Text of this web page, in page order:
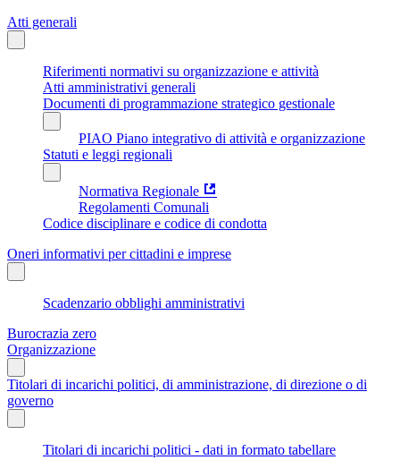
Atti generali
Riferimenti normativi su organizzazione e attività
Atti amministrativi generali
Documenti di programmazione strategico gestionale
PIAO Piano integrativo di attività e organizzazione
Statuti e leggi regionali
Normativa Regionale
Regolamenti Comunali
Codice disciplinare e codice di condotta
Oneri informativi per cittadini e imprese
Scadenzario obblighi amministrativi
Burocrazia zero
Organizzazione
Titolari di incarichi politici, di amministrazione, di direzione o di
governo
Titolari di incarichi politici - dati in formato tabellare